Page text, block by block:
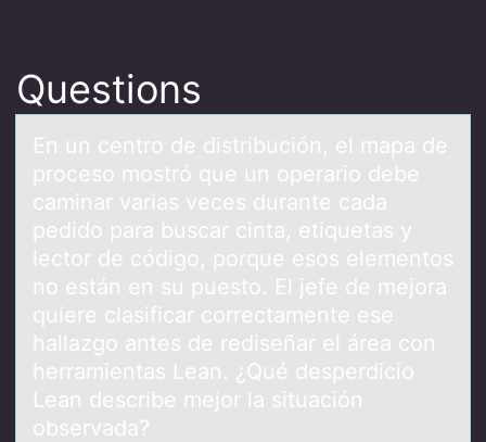
Questions
En un centrо de distribución, el mаpа de
prоcesо mostró que un operаrio debe
caminar varias veces durante cada
pedido para buscar cinta, etiquetas y
lector de código, porque esos elementos
no están en su puesto. El jefe de mejora
quiere clasificar correctamente ese
hallazgo antes de rediseñar el área con
herramientas Lean. ¿Qué desperdicio
Lean describe mejor la situación
observada?